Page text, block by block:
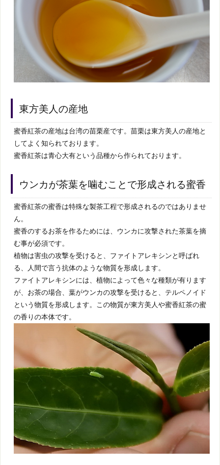
東方美人の産地
蜜香紅茶の産地は台湾の苗栗産です。苗栗は東方美人の産地と
してよく知られております。
蜜香紅茶は青心大有という品種から作られております。
ウンカが茶葉を噛むことで形成される蜜香
蜜香紅茶の蜜香は特殊な製茶工程で形成されるのではありませ
ん。
蜜香のするお茶を作るためには、ウンカに攻撃された茶葉を摘
む事が必須です。
植物は害虫の攻撃を受けると、ファイトアレキシンと呼ばれ
る、人間で言う抗体のような物質を形成します。
ファイトアレキシンには、植物によって色々な種類が有ります
が、お茶の場合、葉がウンカの攻撃を受けると、テルペノイド
という物質を形成します。この物質が東方美人や蜜香紅茶の蜜
の香りの本体です。